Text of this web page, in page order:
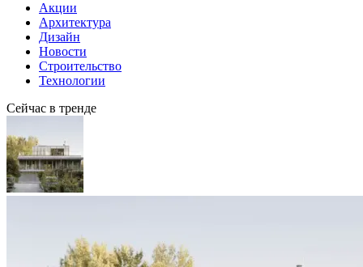
Акции
Архитектура
Дизайн
Новости
Строительство
Технологии
Сейчас в тренде